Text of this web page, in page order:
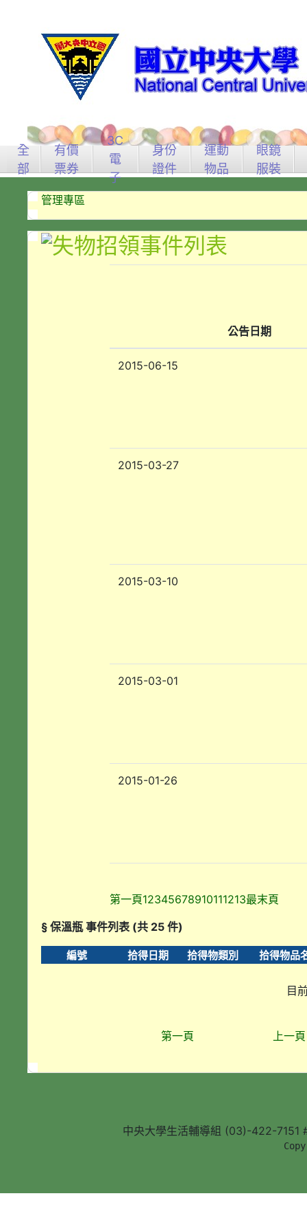
全
部
有價
票券
3C
電
子
身份
證件
運動
物品
眼鏡
服裝
管理專區
公告日期
2015-06-15
2015-03-27
2015-03-10
2015-03-01
2015-01-26
第一頁12345678910111213最末頁
§ 保溫瓶 事件列表 (共 25 件)
編號 拾得日期 拾得物類別 拾得物品
目
第一頁 上一頁
中央大學生活輔導組 (03)-422-7151